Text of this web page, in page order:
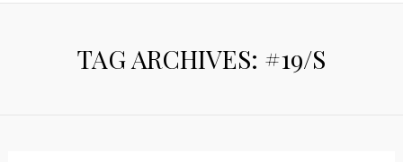
TAG ARCHIVES: #19/S